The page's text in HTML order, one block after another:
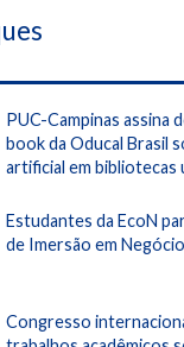
PUC-Campinas assina
book da Oducal Brasil
artificial em bibliotecas
Estudantes da EcoN
de Imersão em
Congresso